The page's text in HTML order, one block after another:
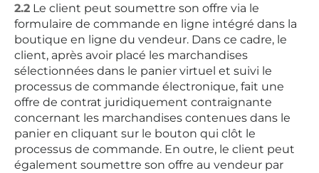
2.2 Le client peut soumettre son offre via le
formulaire de commande en ligne intégré dans la
boutique en ligne du vendeur. Dans ce cadre, le
client, après avoir placé les marchandises
sélectionnées dans le panier virtuel et suivi le
processus de commande électronique, fait une
offre de contrat juridiquement contraignante
concernant les marchandises contenues dans le
panier en cliquant sur le bouton qui clôt le
processus de commande. En outre, le client peut
également soumettre son offre au vendeur par